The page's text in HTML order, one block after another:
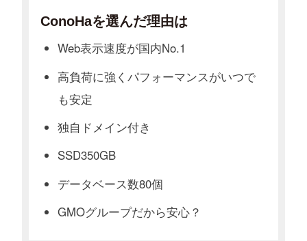
ConoHaを選んだ理由は
Web表示速度が国内No.1
高負荷に強くパフォーマンスがいつで
も安定
独自ドメイン付き
SSD350GB
データベース数80個
GMOグループだから安心？